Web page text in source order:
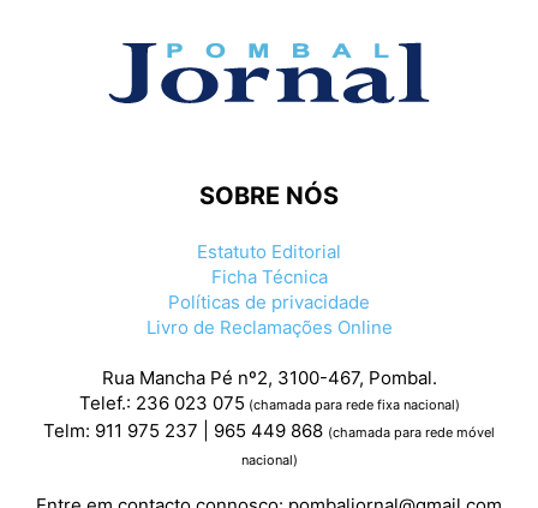
SOBRE NÓS
Estatuto Editorial
Ficha Técnica
Políticas de privacidade
Livro de Reclamações Online
Rua Mancha Pé nº2, 3100-467, Pombal.
Telef.: 236 023 075 (chamada para rede fixa nacional)
Telm: 911 975 237 | 965 449 868 (chamada para rede móvel
nacional)